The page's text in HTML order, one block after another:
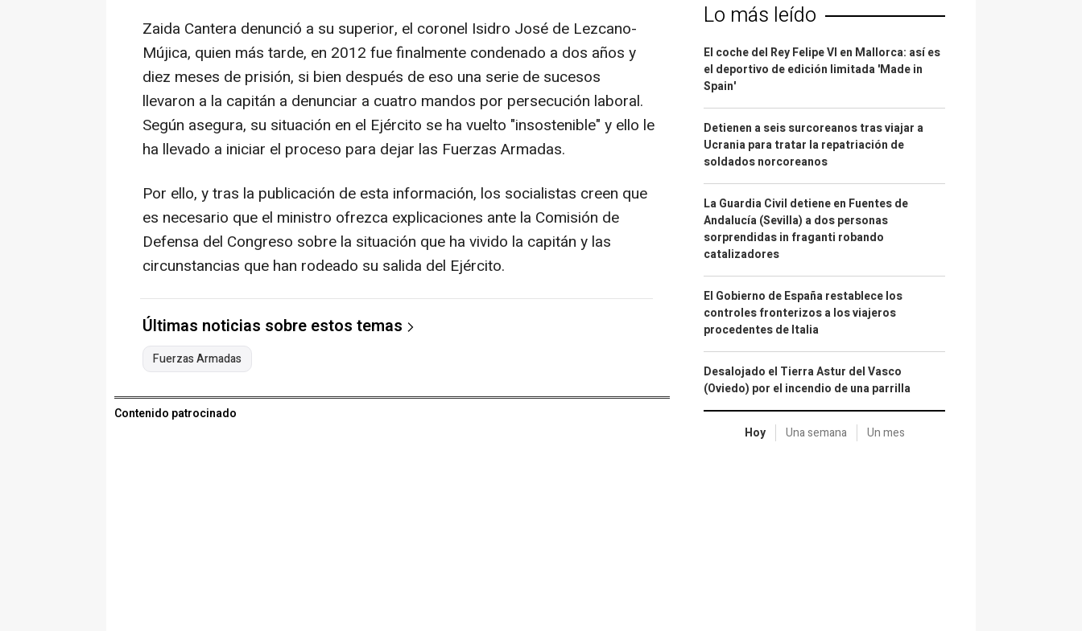
Zaida Cantera denunció a su superior, el coronel Isidro José de Lezcano-
Mújica, quien más tarde, en 2012 fue finalmente condenado a dos años y
diez meses de prisión, si bien después de eso una serie de sucesos
llevaron a la capitán a denunciar a cuatro mandos por persecución laboral.
Según asegura, su situación en el Ejército se ha vuelto "insostenible" y ello le
ha llevado a iniciar el proceso para dejar las Fuerzas Armadas.
Por ello, y tras la publicación de esta información, los socialistas creen que
es necesario que el ministro ofrezca explicaciones ante la Comisión de
Defensa del Congreso sobre la situación que ha vivido la capitán y las
circunstancias que han rodeado su salida del Ejército.
Últimas noticias sobre estos temas
Fuerzas Armadas
Contenido patrocinado
Lo más leído
El coche del Rey Felipe VI en Mallorca: así es
el deportivo de edición limitada 'Made in
Spain'
Detienen a seis surcoreanos tras viajar a
Ucrania para tratar la repatriación de
soldados norcoreanos
La Guardia Civil detiene en Fuentes de
Andalucía (Sevilla) a dos personas
sorprendidas in fraganti robando
catalizadores
El Gobierno de España restablece los
controles fronterizos a los viajeros
procedentes de Italia
Desalojado el Tierra Astur del Vasco
(Oviedo) por el incendio de una parrilla
Hoy Una semana Un mes